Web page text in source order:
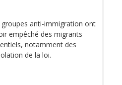
anti-immigration ont
empêché des migrants
notamment des
de la loi.